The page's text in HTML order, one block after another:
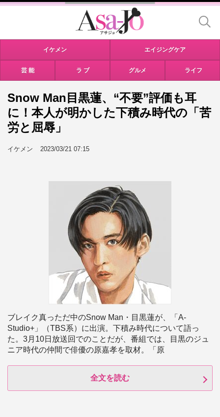
イケメン エイジングケア
芸 能 ラ ブ グルメ ライフ
Snow Man目黒蓮、“不要”評価も耳
に！本人が明かした下積み時代の「苦
労と屈辱」
イケメン 2023/03/21 07:15
ブレイク真っただ中のSnow Man・目黒蓮が、「A-
Studio+」（TBS系）に出演。下積み時代について語っ
た。3月10日放送回でのことだが、番組では、目黒のジュ
ニア時代の仲間で俳優の原嘉孝を取材。「原
全文を読む